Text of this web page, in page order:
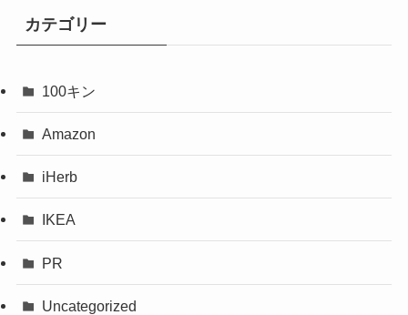
カテゴリー
100キン
Amazon
iHerb
IKEA
PR
Uncategorized